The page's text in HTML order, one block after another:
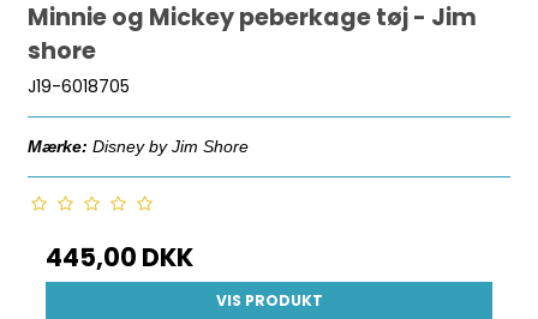
Minnie og Mickey peberkage tøj - Jim
shore
J19-6018705
Mærke: Disney by Jim Shore
445,00 DKK
VIS PRODUKT